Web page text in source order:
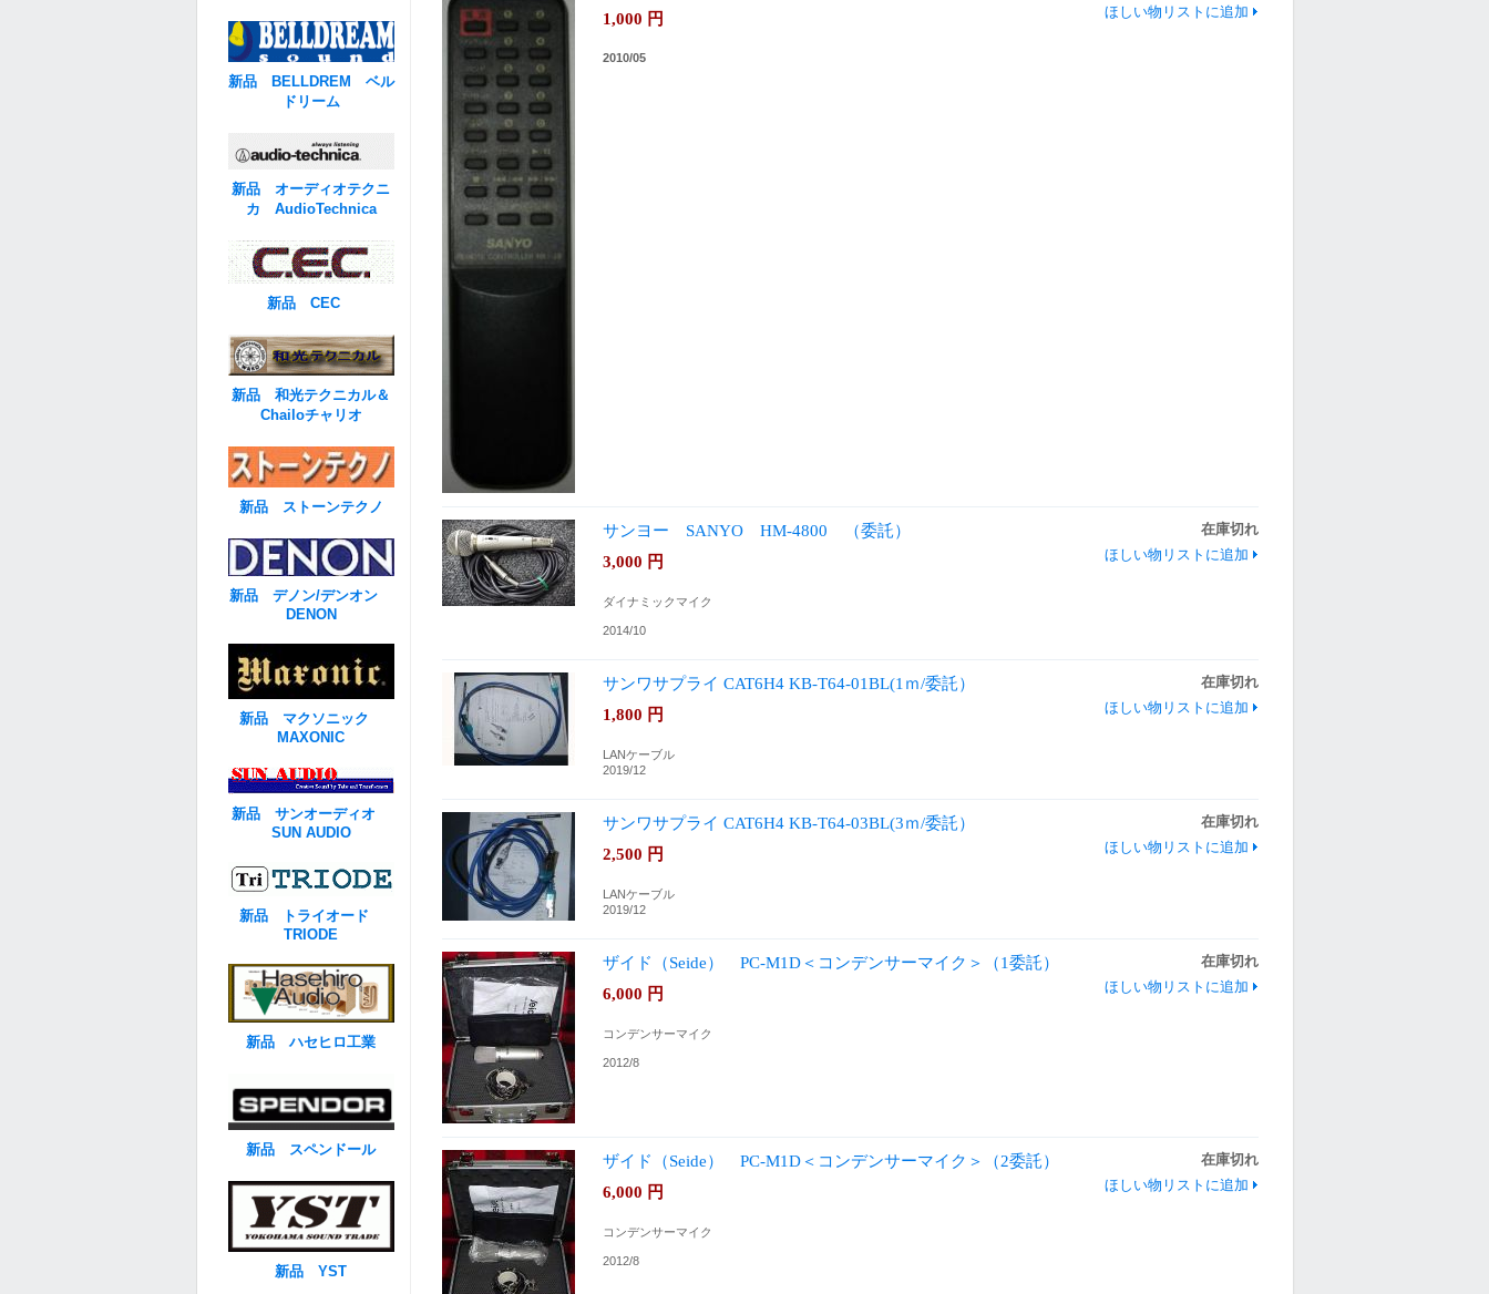
ほしい物リストに追加
1,000 円
2010/05
サンヨー SANYO HM-4800 （委託）
在庫切れ
ほしい物リストに追加
3,000 円
ダイナミックマイク
2014/10
サンワサプライ CAT6H4 KB-T64-01BL(1ｍ/委託）
在庫切れ
ほしい物リストに追加
1,800 円
LANケーブル
2019/12
サンワサプライ CAT6H4 KB-T64-03BL(3ｍ/委託）
在庫切れ
ほしい物リストに追加
2,500 円
LANケーブル
2019/12
ザイド（Seide） PC-M1D＜コンデンサーマイク＞（1委託）
在庫切れ
ほしい物リストに追加
6,000 円
コンデンサーマイク
2012/8
ザイド（Seide） PC-M1D＜コンデンサーマイク＞（2委託）
在庫切れ
ほしい物リストに追加
6,000 円
コンデンサーマイク
2012/8
新品 BELLDREM ベル
ドリーム
新品 オーディオテクニ
カ AudioTechnica
新品 CEC
新品 和光テクニカル＆
Chailoチャリオ
新品 ストーンテクノ
新品 デノン/デンオン
DENON
新品 マクソニック
MAXONIC
新品 サンオーディオ
SUN AUDIO
新品 トライオード
TRIODE
新品 ハセヒロ工業
新品 スペンドール
新品 YST